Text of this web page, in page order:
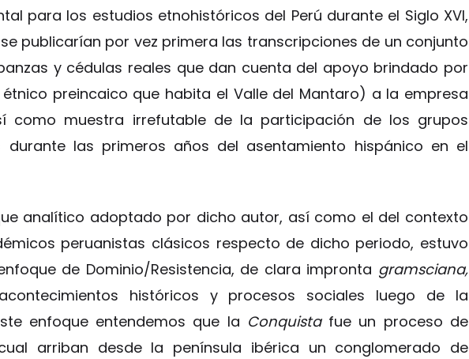
para los estudios etnohistóricos del Perú durante el Siglo XVI,
publicarían por vez primera las transcripciones de un conjunto
y cédulas reales que dan cuenta del apoyo brindado por
preincaico que habita el Valle del Mantaro) a la empresa
como muestra irrefutable de la participación de los grupos
durante las primeros años del asentamiento hispánico en el
analítico adoptado por dicho autor, así como el del contexto
peruanistas clásicos respecto de dicho periodo, estuvo
de Dominio/Resistencia, de clara impronta gramsciana,
históricos y procesos sociales luego de la
enfoque entendemos que la Conquistafue un proceso de
arriban desde la península ibérica un conglomerado de